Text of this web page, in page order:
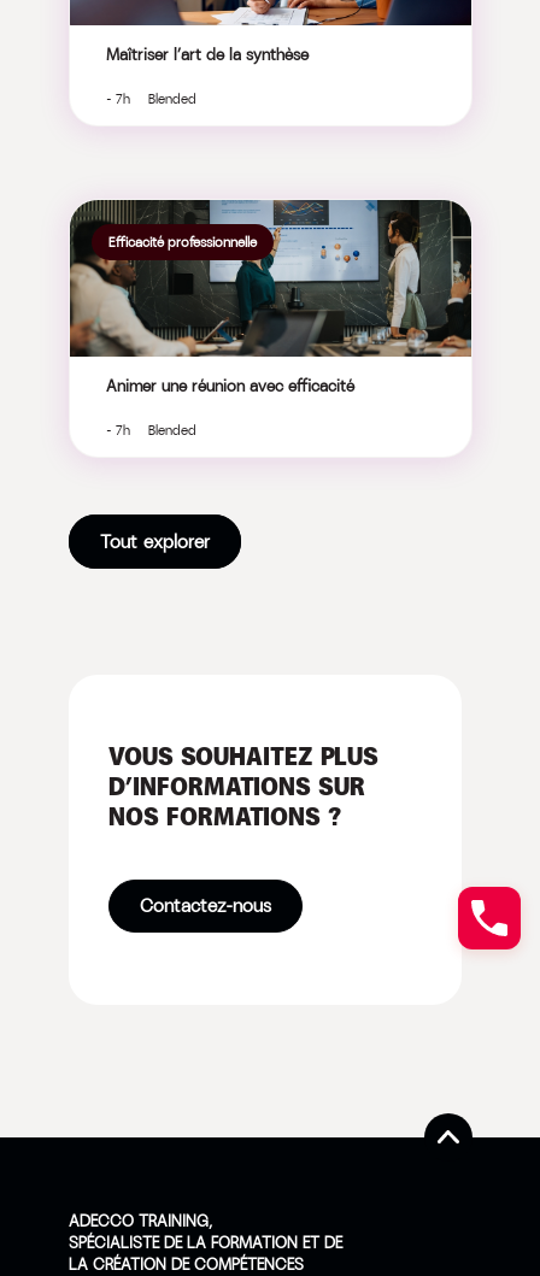
Maîtriser l’art de la synthèse
- 7h Blended
Efficacité professionnelle
Animer une réunion avec efficacité
- 7h Blended
Tout explorer
VOUS SOUHAITEZ PLUS
D’INFORMATIONS SUR
NOS FORMATIONS ?
Contactez-nous
ADECCO TRAINING,
SPÉCIALISTE DE LA FORMATION ET DE
LA CRÉATION DE COMPÉTENCES